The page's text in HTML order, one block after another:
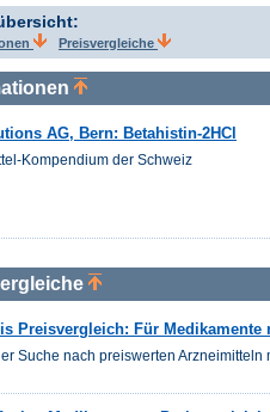
Preisvergleiche
AG, Bern: Betahistin-2HCl
Kompendium der Schweiz
Preisvergleich: Für
Suche nach preiswerten Arzneimitteln